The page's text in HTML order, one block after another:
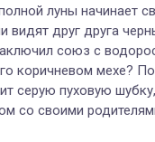
луны начинает
видят друг друга
союз с
коричневом мехе?
серую пуховую
со своими